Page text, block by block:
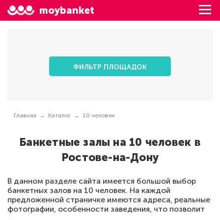
moybanket
ФИЛЬТР ПЛОЩАДОК
Главная Каталог 10 человек
Банкетные залы на 10 человек в
Ростове-на-Дону
В данном разделе сайта имеется большой выбор
банкетных залов на 10 человек. На каждой
предложенной страничке имеются адреса, реальные
фотографии, особенности заведения, что позволит